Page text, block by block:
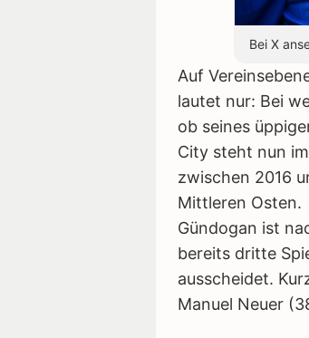
Bei X
Auf
lautet nur: Bei
ob seines
City steht nun
zwischen 2016
Mittleren Osten.
Gündogan ist
bereits dritte
ausscheidet.
Manuel Neuer